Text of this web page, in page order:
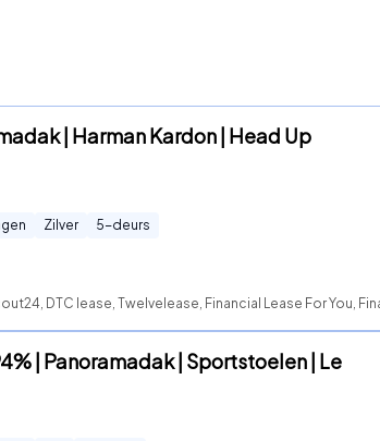
| Harman Kardon | Head Up
Zilver 5-deurs
DTC lease, Twelvelease, Financial Lease For You,
| Panoramadak | Sportstoelen | Le